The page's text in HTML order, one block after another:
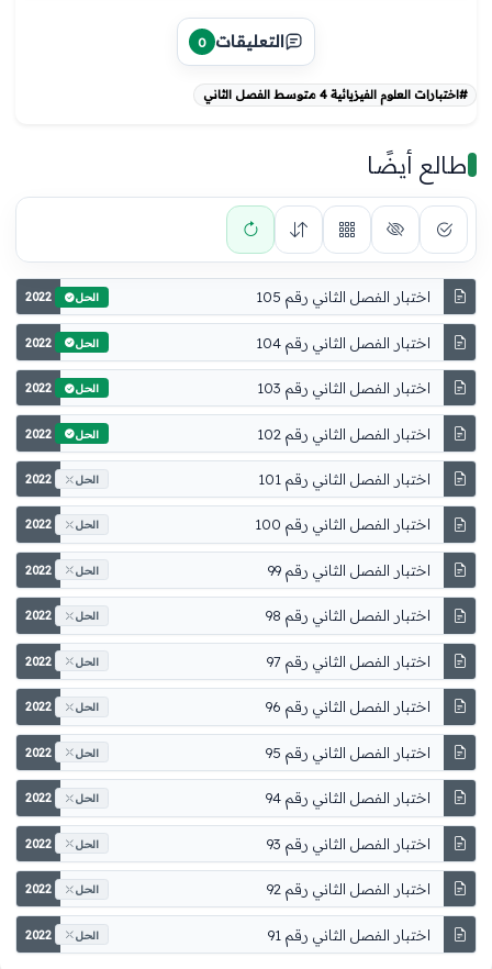
التعليقات 0
#اختبارات العلوم الفيزيائية 4 متوسط الفصل الثاني
طالع أيضًا
اختبار الفصل الثاني رقم 105 2022 الحل
اختبار الفصل الثاني رقم 104 2022 الحل
اختبار الفصل الثاني رقم 103 2022 الحل
اختبار الفصل الثاني رقم 102 2022 الحل
اختبار الفصل الثاني رقم 101 2022 الحل
اختبار الفصل الثاني رقم 100 2022 الحل
اختبار الفصل الثاني رقم 99 2022 الحل
اختبار الفصل الثاني رقم 98 2022 الحل
اختبار الفصل الثاني رقم 97 2022 الحل
اختبار الفصل الثاني رقم 96 2022 الحل
اختبار الفصل الثاني رقم 95 2022 الحل
اختبار الفصل الثاني رقم 94 2022 الحل
اختبار الفصل الثاني رقم 93 2022 الحل
اختبار الفصل الثاني رقم 92 2022 الحل
اختبار الفصل الثاني رقم 91 2022 الحل